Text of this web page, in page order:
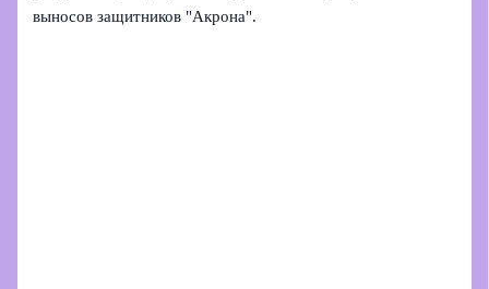
выносов защитников "Акрона".